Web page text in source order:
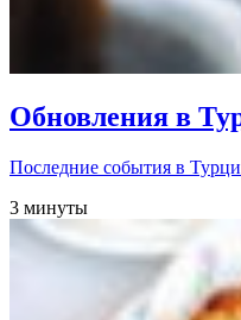
Обновления в
Последние события в
3 минуты